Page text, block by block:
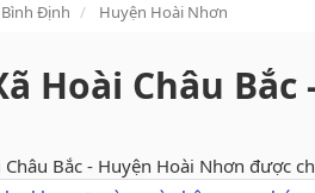
Định Huyện Hoài Nhơn
Hoài Châu Bắc
Bắc - Huyện Hoài Nhơn được